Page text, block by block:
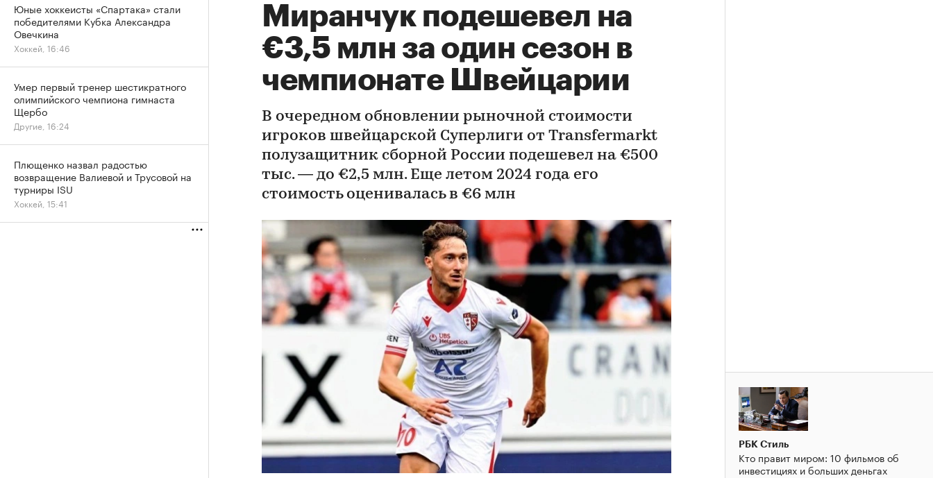
Миранчук подешевел на
€3,5 млн за один сезон в
чемпионате Швейцарии
В очередном обновлении рыночной стоимости
игроков швейцарской Суперлиги от Transfermarkt
полузащитник сборной России подешевел на €500
тыс. — до €2,5 млн. Еще летом 2024 года его
стоимость оценивалась в €6 млн
РБК Стиль
Кто правит миром: 10 фильмов об
инвестициях и больших деньгах
Юные хоккеисты «Спартака» стали
победителями Кубка Александра
Овечкина
Хоккей, 16:46
Умер первый тренер шестикратного
олимпийского чемпиона гимнаста
Щербо
Другие, 16:24
Плющенко назвал радостью
возвращение Валиевой и Трусовой на
турниры ISU
Хоккей, 15:41